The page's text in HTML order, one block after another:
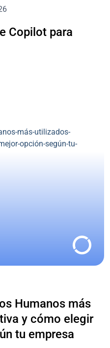
Copilot para
Humanos más
y cómo elegir
tu empresa